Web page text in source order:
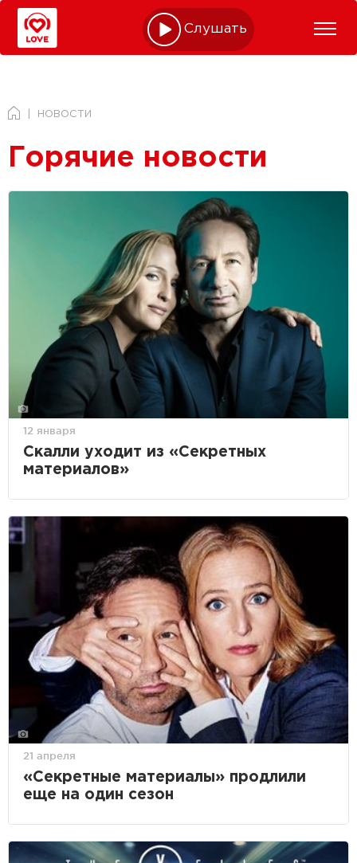
Слушать online
НОВОСТИ
Горячие новости
12 января
Скалли уходит из «Секретных
материалов»
21 апреля
«Секретные материалы» продлили
еще на один сезон